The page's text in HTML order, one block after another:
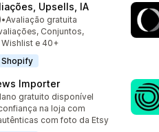
Upsells, IA
ao todo
•Avaliação gratuita
Conjuntos,
e 40+
Importer
ao todo
gratuito disponível
na loja com
com foto da Etsy